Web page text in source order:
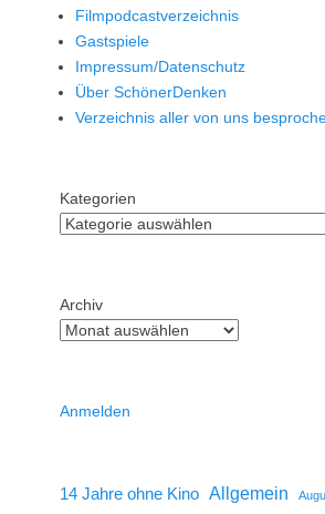
Filmpodcastverzeichnis
Gastspiele
Impressum/Datenschutz
Über SchönerDenken
Verzeichnis aller von uns
Kategorien
Archiv
Anmelden
14 Jahre ohne Kino Allgemein